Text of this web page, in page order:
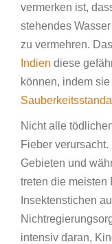
vermerken ist,
stehendes
zu vermehren.
Indien diese
können, indem sie
Nicht alle
Fieber
Gebieten und
treten die meisten
Insektenstichen
intensiv daran,